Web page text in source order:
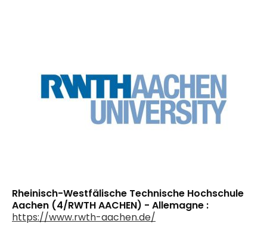
Rheinisch-Westfälische Technische Hochschule
Aachen (4/RWTH AACHEN) - Allemagne :
https://www.rwth-aachen.de/